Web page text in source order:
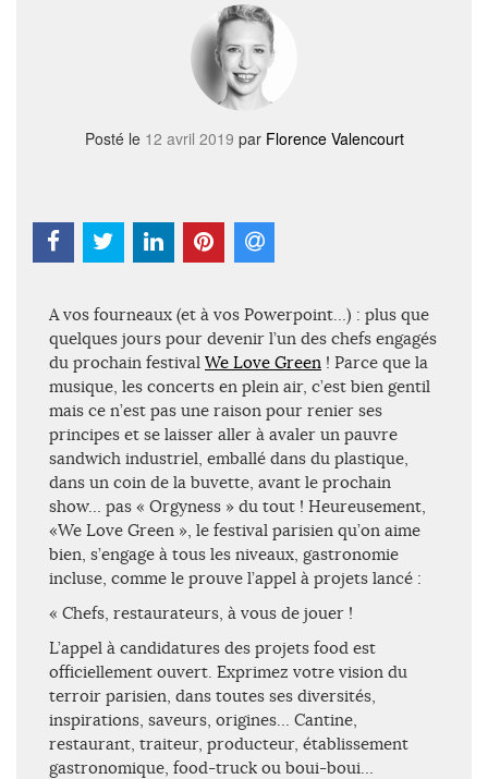
Posté le 12 avril 2019 par Florence Valencourt
A vos fourneaux (et à vos Powerpoint…) : plus que
quelques jours pour devenir l’un des chefs engagés
du prochain festival We Love Green ! Parce que la
musique, les concerts en plein air, c’est bien gentil
mais ce n’est pas une raison pour renier ses
principes et se laisser aller à avaler un pauvre
sandwich industriel, emballé dans du plastique,
dans un coin de la buvette, avant le prochain
show… pas « Orgyness » du tout ! Heureusement,
«We Love Green », le festival parisien qu’on aime
bien, s’engage à tous les niveaux, gastronomie
incluse, comme le prouve l’appel à projets lancé :
« Chefs, restaurateurs, à vous de jouer !
L’appel à candidatures des projets food est
officiellement ouvert. Exprimez votre vision du
terroir parisien, dans toutes ses diversités,
inspirations, saveurs, origines… Cantine,
restaurant, traiteur, producteur, établissement
gastronomique, food-truck ou boui-boui…